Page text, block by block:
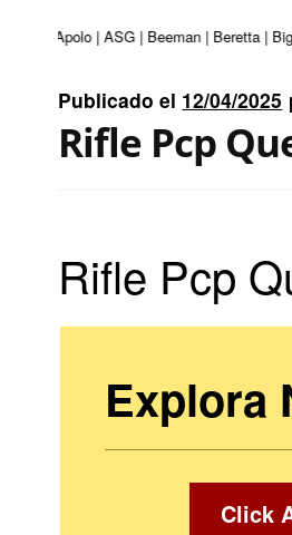
| Apolo | ASG | Beeman | Beretta |
Publicado el 12/04/2025
Rifle Pcp
Rifle Pcp
Explora
Click